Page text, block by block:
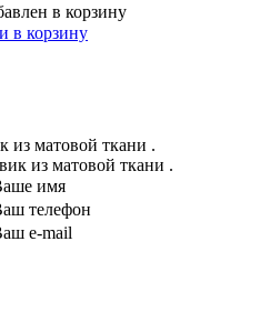
в корзину
в корзину
из матовой ткани .
имя
телефон
e-mail